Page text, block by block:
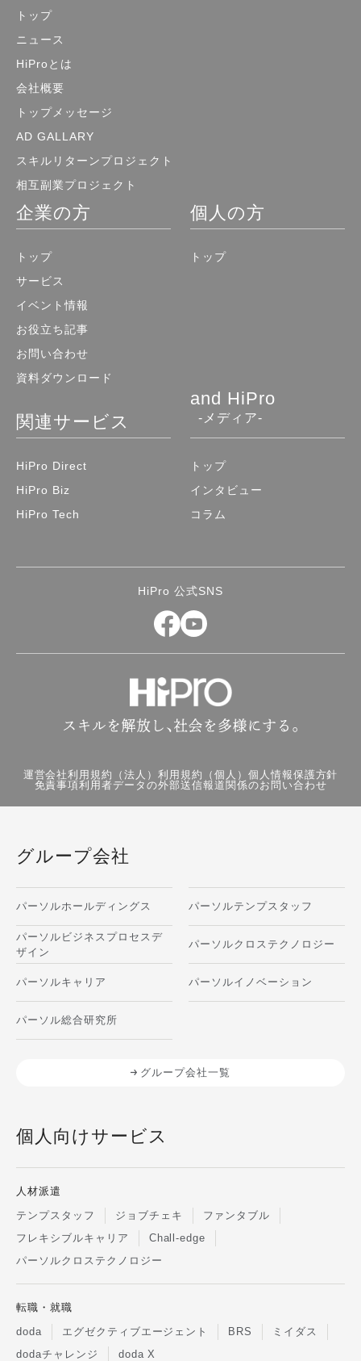
HiPro 公式SNS
トップ
ニュース
HiProとは
会社概要
トップメッセージ
AD GALLARY
スキルリターンプロジェクト
相互副業プロジェクト
企業の方
トップ
サービス
イベント情報
お役立ち記事
お問い合わせ
資料ダウンロード
個人の方
トップ
関連サービス
HiPro Direct
HiPro Biz
HiPro Tech
and HiPro
-メディア-
トップ
インタビュー
コラム
運営会社利用規約（法人）利用規約（個人） 個人情報保護方針
免責事項利用者データの外部送信報道関係のお問い合わせ
グループ会社
パーソルホールディングス パーソルテンプスタッフ
パーソルビジネスプロセスデ
ザイン
パーソルクロステクノロジー
パーソルキャリア パーソルイノベーション
パーソル総合研究所
グループ会社一覧
個人向けサービス
人材派遣
テンプスタッフ
ジョブチェキ
ファンタブル
フレキシブルキャリア
Chall-edge
パーソルクロステクノロジー
転職・就職
doda
エグゼクティブエージェント BRS
ミイダス
dodaチャレンジ
doda X